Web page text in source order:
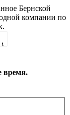
Бернской
компании по
время.